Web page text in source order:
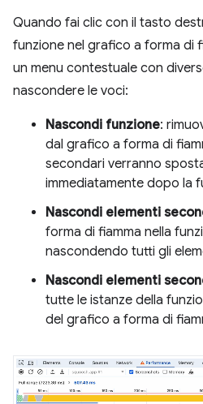
Quando fai clic con il tasto
funzione nel grafico a forma di
un menu contestuale con
nascondere le voci:
Nascondi funzione:
dal grafico a forma di
secondari verranno
immediatamente dopo la
Nascondi elementi
forma di fiamma nella
nascondendo tutti gli
Nascondi elementi
tutte le istanze della
del grafico a forma di